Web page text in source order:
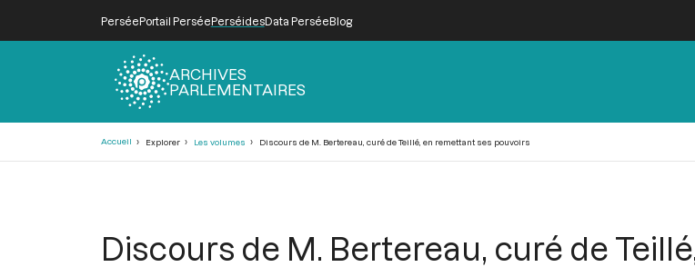
PerséePortail PerséePerséidesData PerséeBlog
ARCHIVES
PARLEMENTAIRES
Accueil Explorer Les volumes Discours de M. Bertereau, curé de Teillé, en remettant ses pouvoirs
Discours de M. Bertereau, curé de